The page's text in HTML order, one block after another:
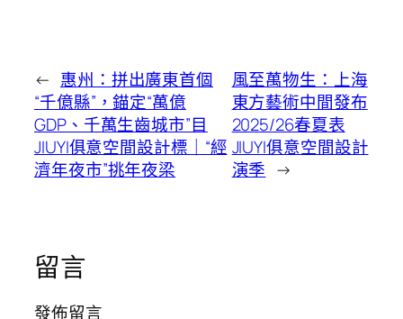
← 惠州：拼出廣東首個
“千億縣”，錨定“萬億
GDP、千萬生齒城市”目
JIUYI俱意空間設計標｜“經
濟年夜市”挑年夜梁
風至萬物生：上海
東方藝術中間發布
2025/26春夏表
JIUYI俱意空間設計
演季 →
留言
發佈留言